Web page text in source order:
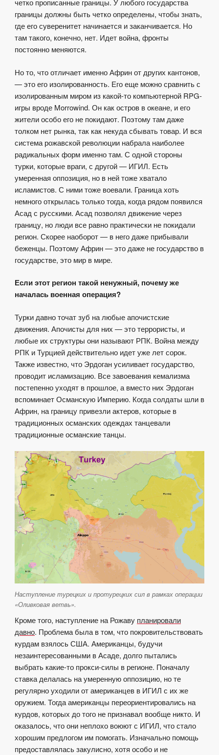
четко прописанные границы. У любого государства
границы должны быть четко определены, чтобы знать,
где его суверенитет начинается и заканчивается. Но
там такого, конечно, нет. Идет война, фронты
постоянно меняются.
Но то, что отличает именно Африн от других кантонов,
— это его изолированность. Его еще можно сравнить с
изолированным миром из какой-то компьютерной RPG-
игры вроде Morrowind. Он как остров в океане, и его
жители особо его не покидают. Поэтому там даже
толком нет рынка, так как некуда сбывать товар. И вся
система рожавской революции набрала наиболее
радикальных форм именно там. С одной стороны
турки, которые враги, с другой — ИГИЛ. Есть
умеренная оппозиция, но в ней тоже хватало
исламистов. С ними тоже воевали. Граница хоть
немного открылась только тогда, когда рядом появился
Асад с русскими. Асад позволял движение через
границу, но люди все равно практически не покидали
регион. Скорее наоборот — в него даже прибывали
беженцы. Поэтому Африн — это даже не государство в
государстве, это мир в мире.
Если этот регион такой ненужный, почему же
началась военная операция?
Турки давно точат зуб на любые апочистские
движения. Апочисты для них — это террористы, и
любые их структуры они называют РПК. Война между
РПК и Турцией действительно идет уже лет сорок.
Также известно, что Эрдоган усиливает государство,
проводит исламизацию. Все завоевания кемализма
постепенно уходят в прошлое, а вместо них Эрдоган
вспоминает Османскую Империю. Когда солдаты шли в
Африн, на границу привезли актеров, которые в
традиционных османских одеждах танцевали
традиционные османские танцы.
Наступление турецких и протурецких сил в рамках операции
«Оливковая ветвь».
Кроме того, наступление на Рожаву планировали
давно. Проблема была в том, что покровительствовать
курдам взялось США. Американцы, будучи
незаинтересованными в Асаде, долго пытались
выбрать какие-то прокси-силы в регионе. Поначалу
ставка делалась на умеренную оппозицию, но те
регулярно уходили от американцев в ИГИЛ с их же
оружием. Тогда американцы переориентировались на
курдов, которых до того не признавал вообще никто. И
оказалось, что они неплохо воюют с ИГИЛ, что стало
хорошим предлогом им помогать. Изначально помощь
предоставлялась закулисно, хотя особо и не